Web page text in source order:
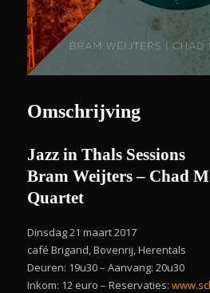
Omschrijving
Jazz in Thals Sessions
Bram Weijters – Chad
Quartet
Dinsdag 21 maart 2017
café Brigand, Bovenrij, Herentals
Deuren: 19u30 – Aanvang: 20u30
Inkom: 12 euro – Reservaties: